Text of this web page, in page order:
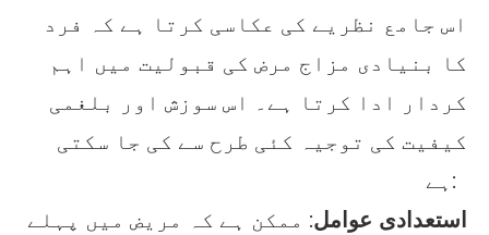
اس جامع نظریے کی عکاسی کرتا ہے کہ فرد
کا بنیادی مزاج مرض کی قبولیت میں اہم
کردار ادا کرتا ہے۔ اس سوزش اور بلغمی
کیفیت کی توجیہ کئی طرح سے کی جا سکتی
ہے:
استعدادی عوامل: ممکن ہے کہ مریض میں پہلے